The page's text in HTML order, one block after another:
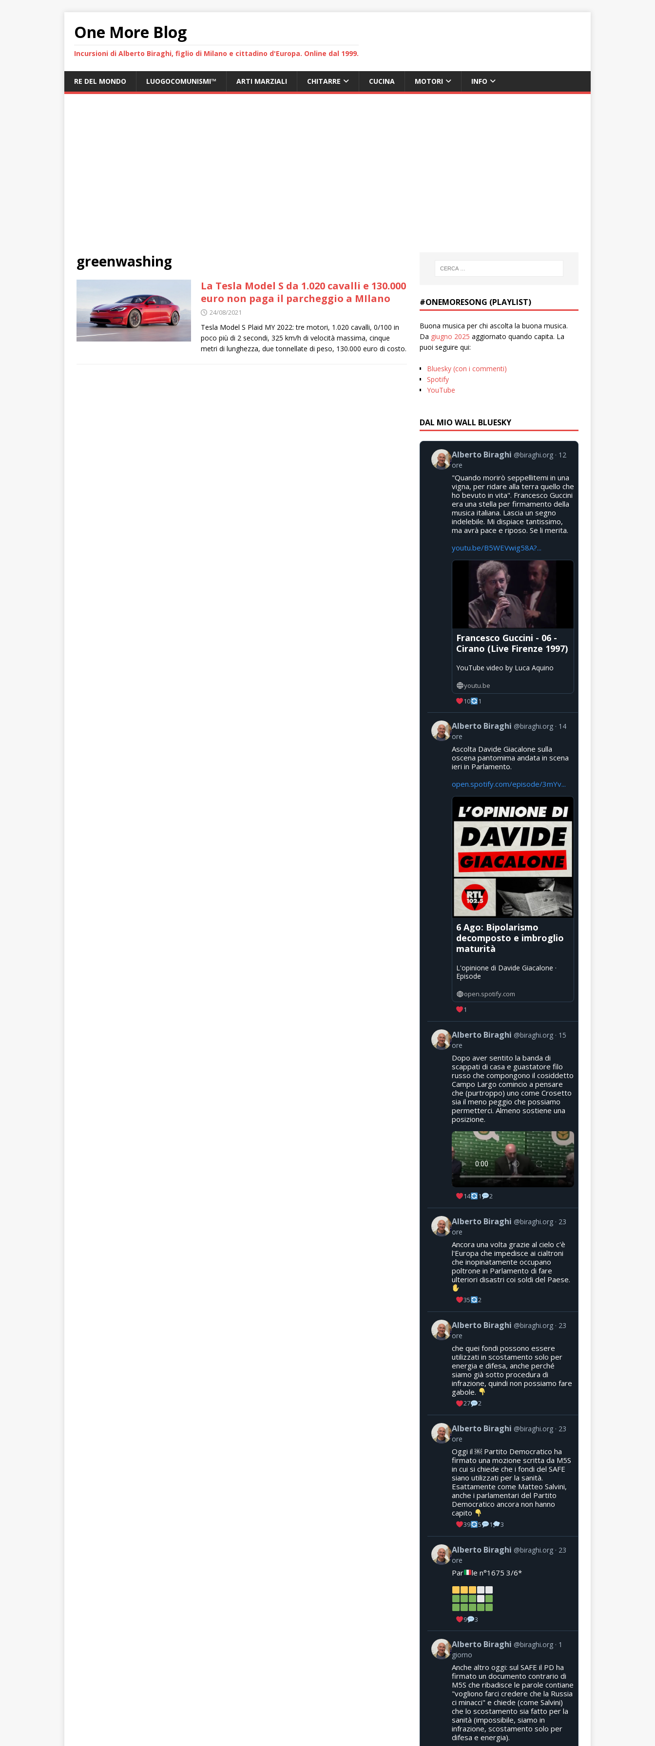
One More Blog
Incursioni di Alberto Biraghi, figlio di Milano e cittadino d'Europa. Online dal 1999.
RE DEL MONDO LUOGOCOMUNISMI™ ARTI MARZIALI CHITARRE CUCINA MOTORI INFO
greenwashing
La Tesla Model S da 1.020 cavalli e 130.000
euro non paga il parcheggio a MIlano
24/08/2021
Tesla Model S Plaid MY 2022: tre motori, 1.020 cavalli, 0/100 in
poco più di 2 secondi, 325 km/h di velocità massima, cinque
metri di lunghezza, due tonnellate di peso, 130.000 euro di costo.
#ONEMORESONG (PLAYLIST)
Buona musica per chi ascolta la buona musica.
Da giugno 2025 aggiornato quando capita. La
puoi seguire qui:
Bluesky (con i commenti)
Spotify
YouTube
DAL MIO WALL BLUESKY
Alberto Biraghi @biraghi.org
12
ore
"Quando morirò seppellitemi in una
vigna, per ridare alla terra quello che
ho bevuto in vita". Francesco Guccini
era una stella per firmamento della
musica italiana. Lascia un segno
indelebile. Mi dispiace tantissimo,
ma avrà pace e riposo. Se li merita.
youtu.be/B5WEVwig58A?...
Francesco Guccini - 06 -
Cirano (Live Firenze 1997)
YouTube video by Luca Aquino
youtu.be
10
1
Alberto Biraghi @biraghi.org
14
ore
Ascolta Davide Giacalone sulla
oscena pantomima andata in scena
ieri in Parlamento.
open.spotify.com/episode/3mYv...
6 Ago: Bipolarismo
decomposto e imbroglio
maturità
L'opinione di Davide Giacalone ·
Episode
open.spotify.com
1
Alberto Biraghi @biraghi.org
15
ore
Dopo aver sentito la banda di
scappati di casa e guastatore filo
russo che compongono il cosiddetto
Campo Largo comincio a pensare
che (purtroppo) uno come Crosetto
sia il meno peggio che possiamo
permetterci. Almeno sostiene una
posizione.
14 1 2
Alberto Biraghi @biraghi.org
23
ore
Ancora una volta grazie al cielo c'è
l'Europa che impedisce ai cialtroni
che inopinatamente occupano
poltrone in Parlamento di fare
ulteriori disastri coi soldi del Paese.
35 2
Alberto Biraghi @biraghi.org
23
ore
che quei fondi possono essere
utilizzati in scostamento solo per
energia e difesa, anche perché
siamo già sotto procedura di
infrazione, quindi non possiamo fare
gabole.
27 2
Alberto Biraghi @biraghi.org
23
ore
Oggi il ￼ Partito Democratico ha
firmato una mozione scritta da M5S
in cui si chiede che i fondi del SAFE
siano utilizzati per la sanità.
Esattamente come Matteo Salvini,
anche i parlamentari del Partito
Democratico ancora non hanno
capito
39 5 1 3
Alberto Biraghi @biraghi.org
23
ore
Par le n°1675 3/6*
9 3
Alberto Biraghi @biraghi.org
1
giorno
Anche altro oggi: sul SAFE il PD ha
firmato un documento contrario di
M5S che ribadisce le parole contiane
"vogliono farci credere che la Russia
ci minacci" e chiede (come Salvini)
che lo scostamento sia fatto per la
sanità (impossibile, siamo in
infrazione, scostamento solo per
difesa e energia).